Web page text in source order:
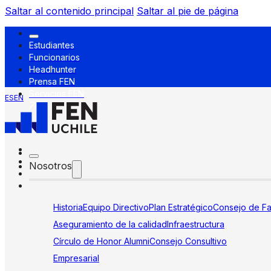
Saltar al contenido principal Saltar al pie de página
Estudiantes
Funcionarios
Headhunter
Prensa FEN
ESEN
Nosotros
HistoriaEquipo DirectivoPlan EstratégicoConsejo de
Aseguramiento de la calidadInfraestructura
Círculo de Honor AlumniConsejo Consultivo
Empresarial